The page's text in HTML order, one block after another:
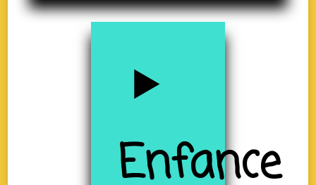
Enfance